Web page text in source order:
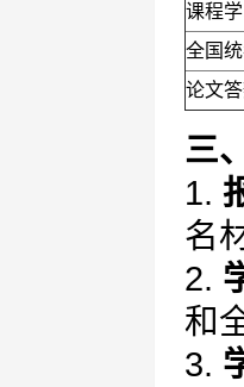
课程
全国
论文
三
1.
名
2.
和
3.